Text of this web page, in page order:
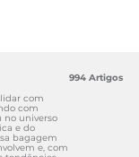
com
com
no universo
e do
bagagem
e, com
994 Artigos